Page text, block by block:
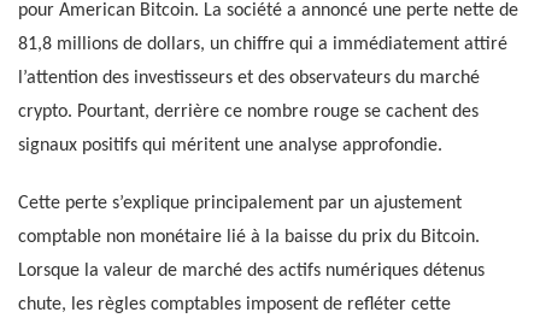
pour American Bitcoin. La société a annoncé une perte nette de
81,8 millions de dollars, un chiffre qui a immédiatement attiré
l’attention des investisseurs et des observateurs du marché
crypto. Pourtant, derrière ce nombre rouge se cachent des
signaux positifs qui méritent une analyse approfondie.
Cette perte s’explique principalement par un ajustement
comptable non monétaire lié à la baisse du prix du Bitcoin.
Lorsque la valeur de marché des actifs numériques détenus
chute, les règles comptables imposent de refléter cette